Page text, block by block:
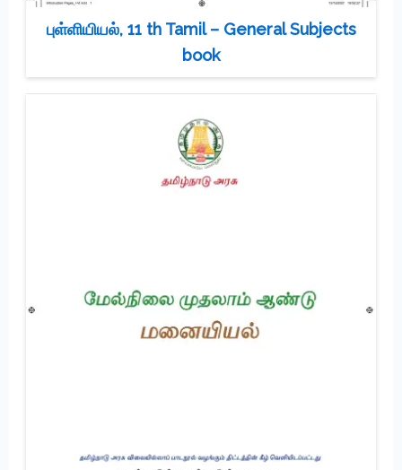
புள்ளியியல், 11 th Tamil – General Subjects
book